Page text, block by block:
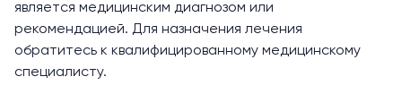
является медицинским диагнозом или
рекомендацией. Для назначения лечения
обратитесь к квалифицированному медицинскому
специалисту.